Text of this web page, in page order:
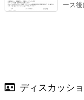
ース
ディスカッシ